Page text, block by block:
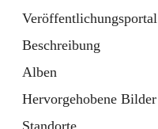
Veröffentlichungsportal
Beschreibung
Alben
Hervorgehobene Bilder
Standorte